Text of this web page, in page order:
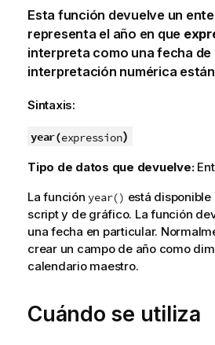
Esta función devuelve un
representa el año en que
interpreta como una fecha
interpretación numérica
Sintaxis:
year(expression)
Tipo de datos que devuelve:
La funciónyear() está
script y de gráfico. La función
una fecha en particular.
crear un campo de año como
calendario maestro.
Cuándo se utiliza